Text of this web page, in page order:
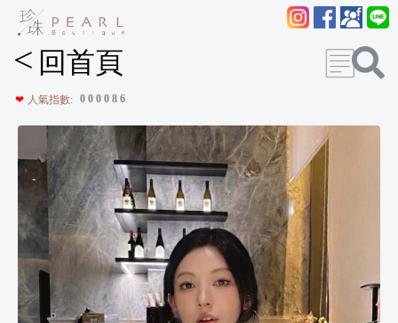
< 回首頁
❤ 人氣指數: 0 0 0 0 8 6